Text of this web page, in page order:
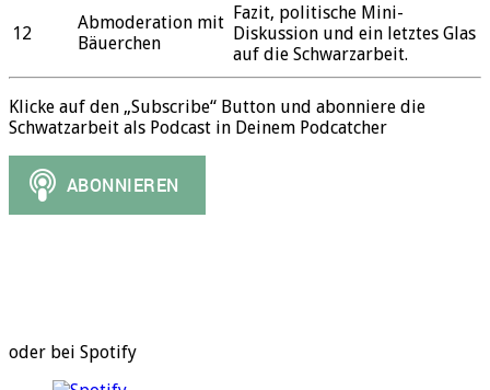
12
Abmoderation mit
Bäuerchen
Fazit, politische Mini-
Diskussion und ein letztes Glas
auf die Schwarzarbeit.
Klicke auf den „Subscribe“ Button und abonniere die
Schwatzarbeit als Podcast in Deinem Podcatcher
oder bei Spotify